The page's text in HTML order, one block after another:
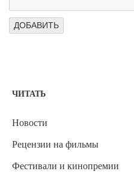
ЧИТАТЬ
Новости
Рецензии на фильмы
Фестивали и кинопремии